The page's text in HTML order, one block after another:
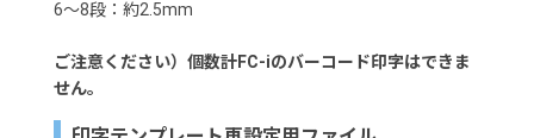
6～8段：約2.5mm
ご注意ください）個数計FC-iのバーコード印字はできま
せん。